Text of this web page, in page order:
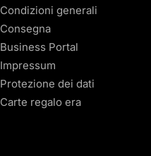
Condizioni generali
Consegna
Business Portal
Impressum
Protezione dei dati
Carte regalo era